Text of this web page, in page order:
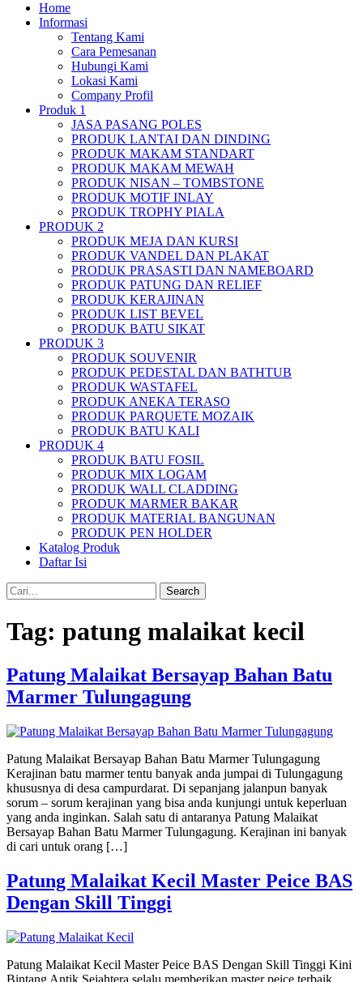
Home
Informasi
Tentang Kami
Cara Pemesanan
Hubungi Kami
Lokasi Kami
Company Profil
Produk 1
JASA PASANG POLES
PRODUK LANTAI DAN DINDING
PRODUK MAKAM STANDART
PRODUK MAKAM MEWAH
PRODUK NISAN – TOMBSTONE
PRODUK MOTIF INLAY
PRODUK TROPHY PIALA
PRODUK 2
PRODUK MEJA DAN KURSI
PRODUK VANDEL DAN PLAKAT
PRODUK PRASASTI DAN NAMEBOARD
PRODUK PATUNG DAN RELIEF
PRODUK KERAJINAN
PRODUK LIST BEVEL
PRODUK BATU SIKAT
PRODUK 3
PRODUK SOUVENIR
PRODUK PEDESTAL DAN BATHTUB
PRODUK WASTAFEL
PRODUK ANEKA TERASO
PRODUK PARQUETE MOZAIK
PRODUK BATU KALI
PRODUK 4
PRODUK BATU FOSIL
PRODUK MIX LOGAM
PRODUK WALL CLADDING
PRODUK MARMER BAKAR
PRODUK MATERIAL BANGUNAN
PRODUK PEN HOLDER
Katalog Produk
Daftar Isi
Search
Tag: patung malaikat kecil
Patung Malaikat Bersayap Bahan Batu
Marmer Tulungagung
Patung Malaikat Bersayap Bahan Batu Marmer Tulungagung
Kerajinan batu marmer tentu banyak anda jumpai di Tulungagung
khususnya di desa campurdarat. Di sepanjang jalanpun banyak
sorum – sorum kerajinan yang bisa anda kunjungi untuk keperluan
yang anda inginkan. Salah satu di antaranya Patung Malaikat
Bersayap Bahan Batu Marmer Tulungagung. Kerajinan ini banyak
di cari untuk orang […]
Patung Malaikat Kecil Master Peice BAS
Dengan Skill Tinggi
Patung Malaikat Kecil Master Peice BAS Dengan Skill Tinggi Kini
Bintang Antik Sejahtera selalu memberikan master peice terbaik